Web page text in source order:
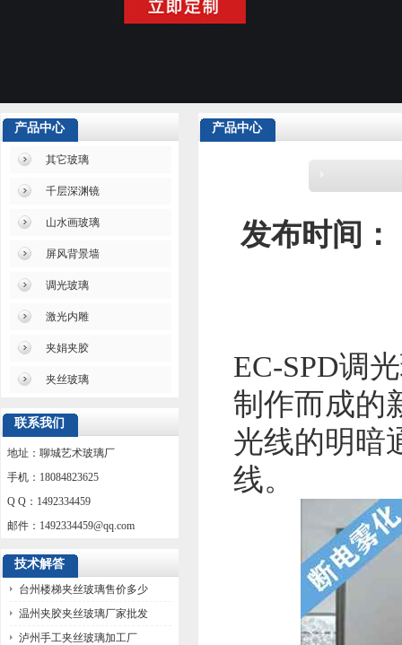
产品中心
其它玻璃
千层深渊镜
山水画玻璃
屏风背景墙
调光玻璃
激光内雕
夹娟夹胶
夹丝玻璃
联系我们
地址：聊城艺术玻璃厂
手机：18084823625
Q Q：1492334459
邮件： 1492334459@qq.com
技术解答
台州楼梯夹丝玻璃售价多少
温州夹胶夹丝玻璃厂家批发
泸州手工夹丝玻璃加工厂
产品中心
发布时间：
EC-SPD调
制作而成的
光线的明暗
线。